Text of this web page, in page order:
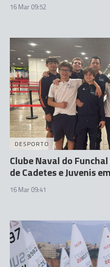
16 Mar 09:52
DESPORTO
Clube Naval do
de Cadetes e Juvenis
16 Mar 09:41